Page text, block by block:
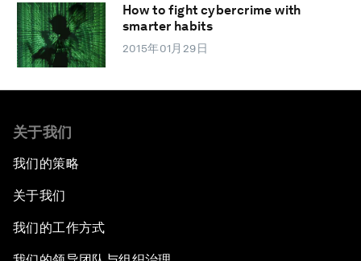
How to fight cybercrime with
smarter habits
2015年01月29日
关于我们
我们的策略
关于我们
我们的工作方式